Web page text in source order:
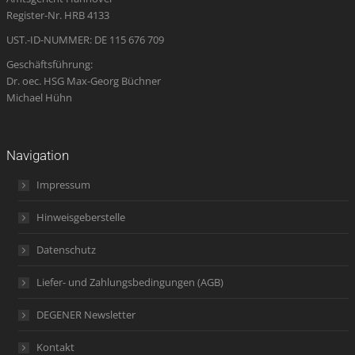
windowwindowwindow
new
Register-Nr. HRB 4133
UST.-ID-NUMMER: DE 115 676 709
Geschäftsführung:
Dr. oec. HSG Max-Georg Büchner
Michael Hühn
Navigation
Impressum
Hinweisgeberstelle
Datenschutz
Liefer- und Zahlungsbedingungen (AGB)
DEGENER Newsletter
Kontakt